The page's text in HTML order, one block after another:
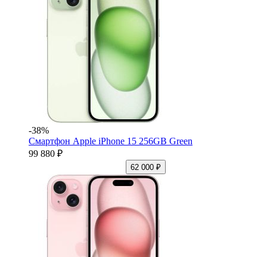
-38%
Смартфон Apple iPhone 15 256GB Green
99 880 ₽
62 000 ₽